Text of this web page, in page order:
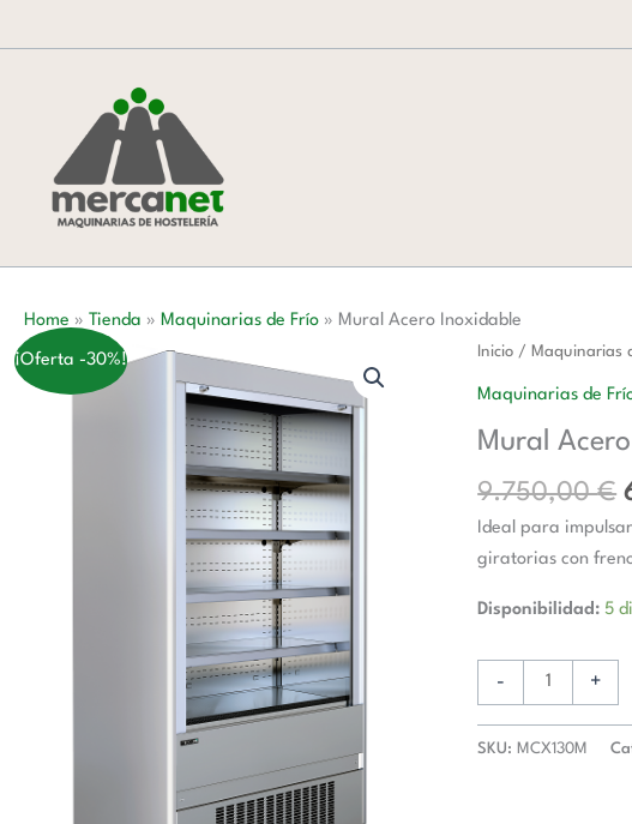
al
Home » Tienda » Maquinarias de Frío » Mural Acero Inoxidable
¡Oferta -30%! Inicio / Maquinarias
Maquinarias de
Mural
9.750,00€
Ideal para
giratorias con
Disponibilidad: 5
-
Mural
cantidad
+
SKU: MCX130M